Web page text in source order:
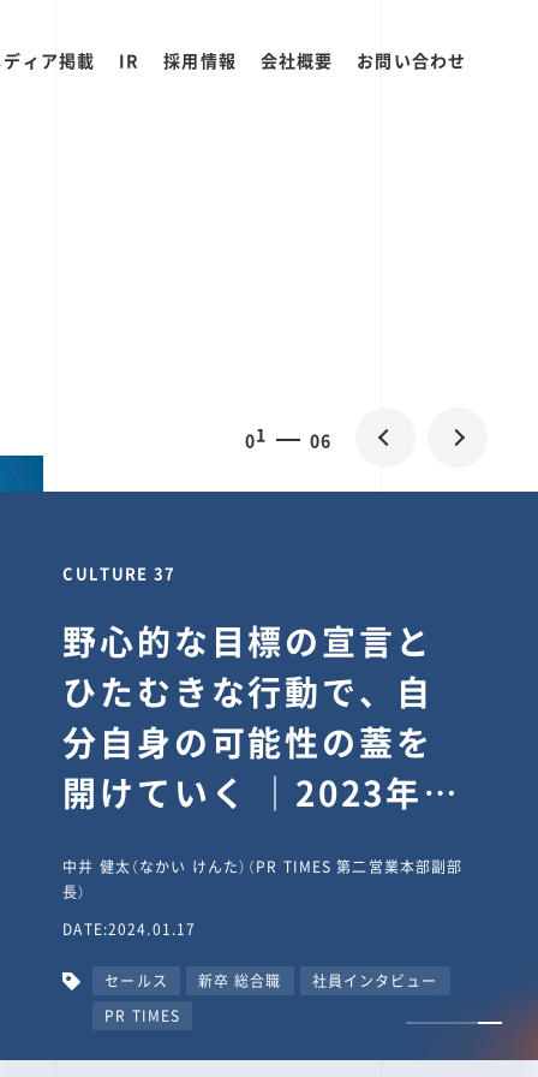
ィア掲載 IR 採用情報 会社概要 お問い合わせ
01 06
CULTURE 37
野心的な目標の宣言と
ひたむきな行動で、自
分自身の可能性の蓋を
開けていく ｜2023年度
タビュー #PR
TIMESな人たち
中井 健太（なかい けんた）（PR TIMES 第二営業本部副部
長）
DATE:2024.01.17
セールス 新卒 総合職
社員インタビュー
PR TIMES